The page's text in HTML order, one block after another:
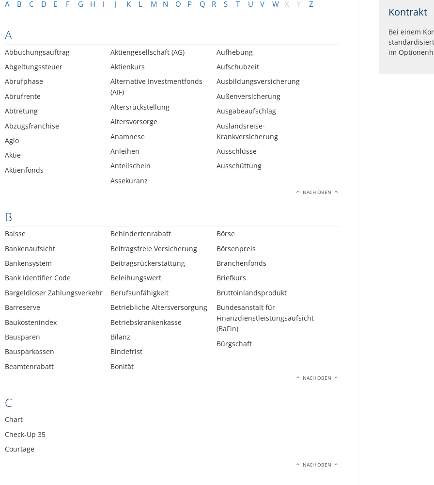
A B C D E F G H I J K L M N O P Q R S T U V W X Y Z
A
Abbuchungsauftrag
Abgeltungssteuer
Abrufphase
Abrufrente
Abtretung
Abzugsfranchise
Agio
Aktie
Aktienfonds
Aktiengesellschaft (AG)
Aktienkurs
Alternative Investmentfonds
(AIF)
Altersrückstellung
Altersvorsorge
Anamnese
Anleihen
Anteilschein
Assekuranz
Aufhebung
Aufschubzeit
Ausbildungsversicherung
Außenversicherung
Ausgabeaufschlag
Auslandsreise-
Krankversicherung
Ausschlüsse
Ausschüttung
NACH OBEN
B
Baisse
Bankenaufsicht
Bankensystem
Bank Identifier Code
Bargeldloser Zahlungsverkehr
Barreserve
Baukostenindex
Bausparen
Bausparkassen
Beamtenrabatt
Behindertenrabatt
Beitragsfreie Versicherung
Beitragsrückerstattung
Beleihungswert
Berufsunfähigkeit
Betriebliche Altersversorgung
Betriebskrankenkasse
Bilanz
Bindefrist
Bonität
Börse
Börsenpreis
Branchenfonds
Briefkurs
Bruttoinlandsprodukt
Bundesanstalt für
Finanzdienstleistungsaufsicht
(BaFin)
Bürgschaft
NACH OBEN
C
Chart
Check-Up 35
Courtage
NACH OBEN
Kontrakt
Bei einem
im